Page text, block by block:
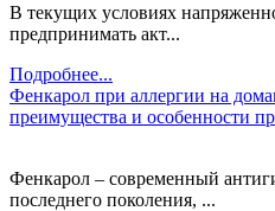
В текущих условиях
предпринимать акт...
Подробнее...
Фенкарол при аллергии на
преимущества и особенности
Фенкарол – современный
последнего поколения, ...